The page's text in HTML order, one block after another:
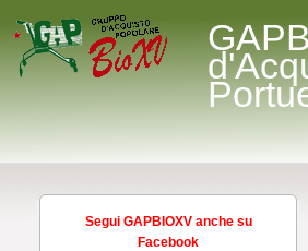
Segui GAPBIOXV anche su
Facebook